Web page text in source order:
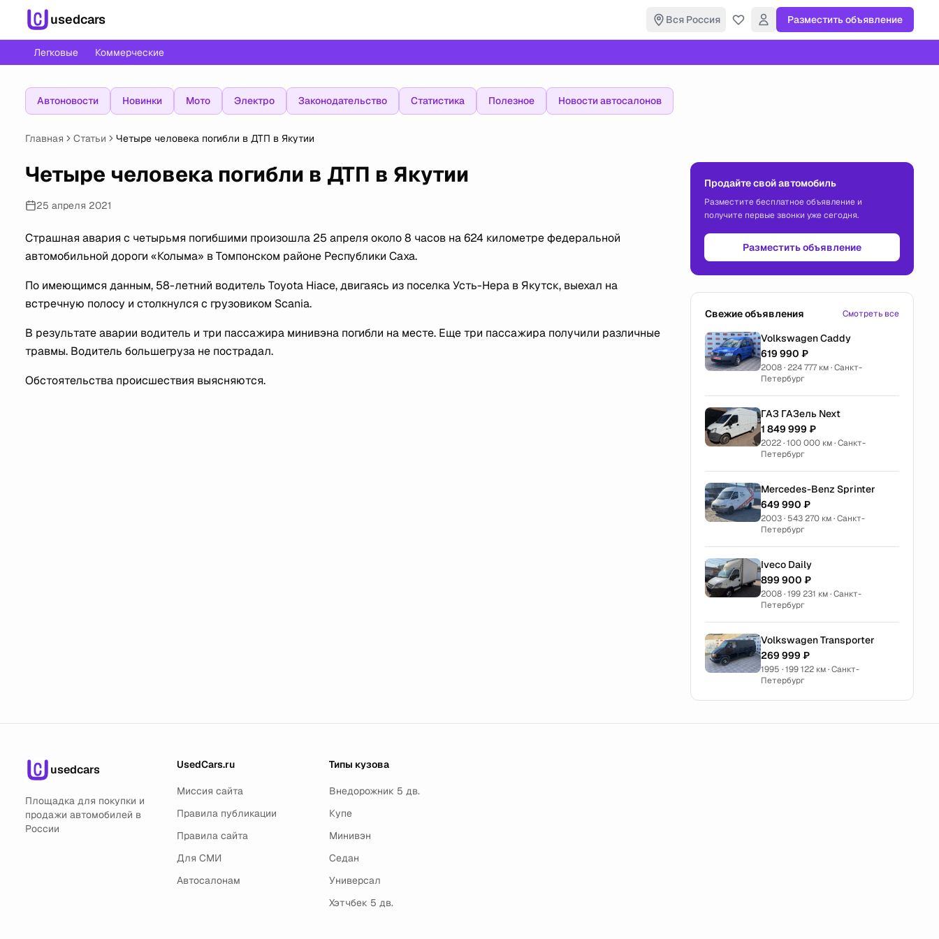
usedcars Вся Россия Разместить объявление
Легковые Коммерческие
Автоновости Новинки Мото Электро Законодательство Статистика Полезное Новости автосалонов
Главная Статьи Четыре человека погибли в ДТП в Якутии
Четыре человека погибли в ДТП в Якутии
25 апреля 2021
Страшная авария с четырьмя погибшими произошла 25 апреля около 8 часов на 624 километре федеральной
автомобильной дороги «Колыма» в Томпонском районе Республики Саха.
По имеющимся данным, 58-летний водитель Toyota Hiace, двигаясь из поселка Усть-Нера в Якутск, выехал на
встречную полосу и столкнулся с грузовиком Scania.
В результате аварии водитель и три пассажира минивэна погибли на месте. Еще три пассажира получили различные
травмы. Водитель большегруза не пострадал.
Обстоятельства происшествия выясняются.
Продайте свой автомобиль
Разместите бесплатное объявление и
получите первые звонки уже сегодня.
Разместить объявление
Свежие объявления Смотреть все
Volkswagen Caddy
619 990 ₽
2008 · 224 777 км · Санкт-
Петербург
ГАЗ ГАЗель Next
1 849 999 ₽
2022 · 100 000 км · Санкт-
Петербург
Mercedes-Benz Sprinter
649 990 ₽
2003 · 543 270 км · Санкт-
Петербург
Iveco Daily
899 900 ₽
2008 · 199 231 км · Санкт-
Петербург
Volkswagen Transporter
269 999 ₽
1995 · 199 122 км · Санкт-
Петербург
usedcars
Площадка для покупки и
продажи автомобилей в
России
UsedCars.ru
Миссия сайта
Правила публикации
Правила сайта
Для СМИ
Автосалонам
Типы кузова
Внедорожник 5 дв.
Купе
Минивэн
Седан
Универсал
Хэтчбек 5 дв.